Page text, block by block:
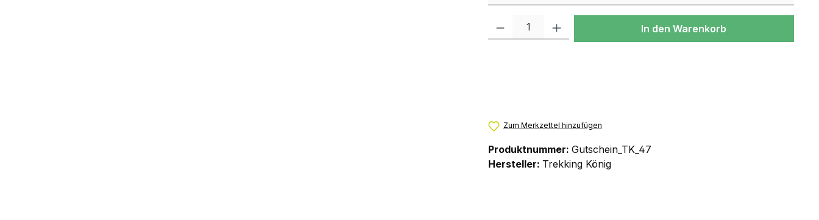
Produkt Anzahl: Gib den gewünschten Wert ein oder benutze die Schaltflächen
In den Warenkorb
Zum Merkzettel hinzufügen
Produktnummer: Gutschein_TK_47
Hersteller: Trekking König